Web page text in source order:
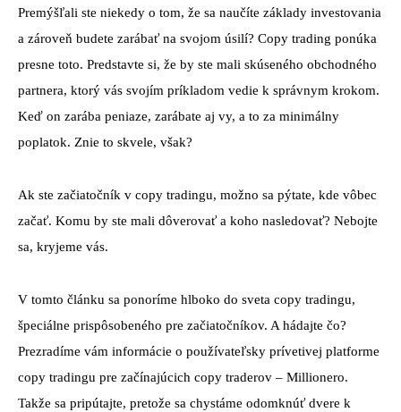
Premýšľali ste niekedy o tom, že sa naučíte základy investovania
a zároveň budete zarábať na svojom úsilí? Copy trading ponúka
presne toto. Predstavte si, že by ste mali skúseného obchodného
partnera, ktorý vás svojím príkladom vedie k správnym krokom.
Keď on zarába peniaze, zarábate aj vy, a to za minimálny
poplatok. Znie to skvele, však?
Ak ste začiatočník v copy tradingu, možno sa pýtate, kde vôbec
začať. Komu by ste mali dôverovať a koho nasledovať? Nebojte
sa, kryjeme vás.
V tomto článku sa ponoríme hlboko do sveta copy tradingu,
špeciálne prispôsobeného pre začiatočníkov. A hádajte čo?
Prezradíme vám informácie o používateľsky prívetivej platforme
copy tradingu pre začínajúcich copy traderov – Millionero.
Takže sa pripútajte, pretože sa chystáme odomknúť dvere k